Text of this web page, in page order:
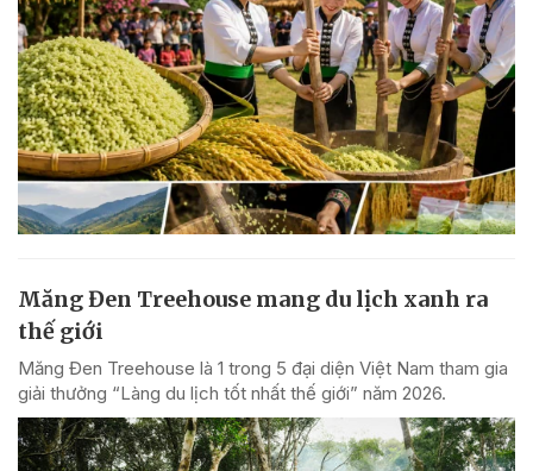
Măng Đen Treehouse mang du lịch xanh ra
thế giới
Măng Đen Treehouse là 1 trong 5 đại diện Việt Nam tham gia
giải thưởng “Làng du lịch tốt nhất thế giới” năm 2026.